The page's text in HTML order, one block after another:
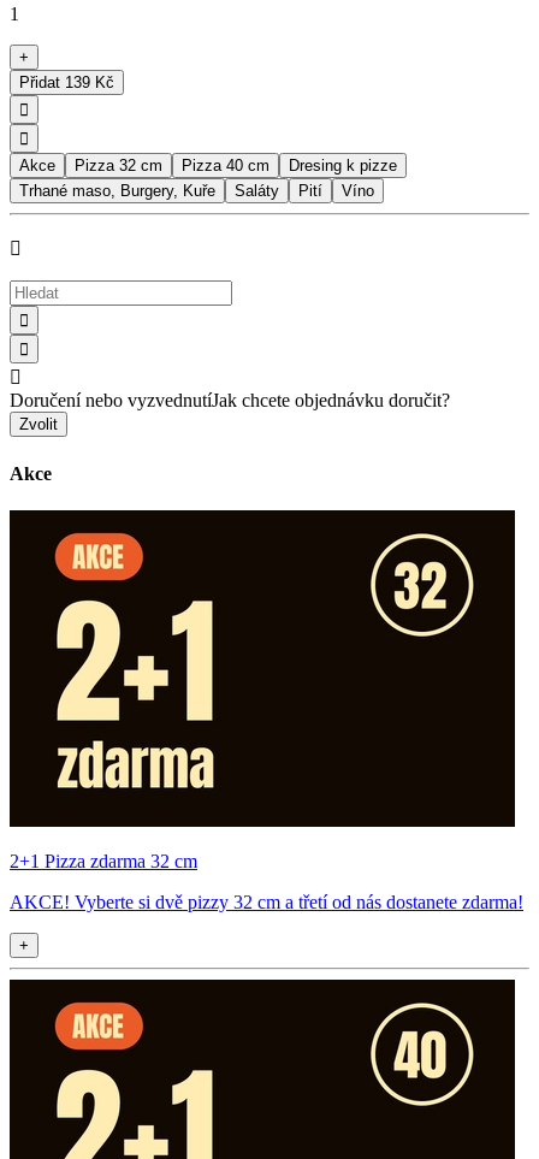
1
+
Přidat 139 Kč


Akce
Pizza 32 cm Pizza 40 cm
Dresing k pizze
Trhané maso, Burgery, Kuře
Saláty Pití Víno




Doručení nebo vyzvednutíJak chcete objednávku doručit?
Zvolit
Akce
2+1 Pizza zdarma 32 cm
AKCE! Vyberte si dvě pizzy 32 cm a třetí od nás dostanete zdarma!
+